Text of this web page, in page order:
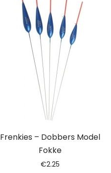
Frenkies – Dobbers Model
Fokke
€2.25